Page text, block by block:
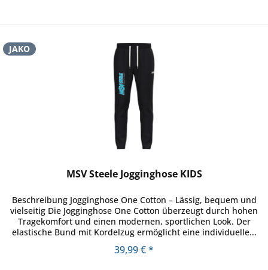
JAKO
MSV Steele Jogginghose KIDS
Beschreibung Jogginghose One Cotton – Lässig, bequem und
vielseitig Die Jogginghose One Cotton überzeugt durch hohen
Tragekomfort und einen modernen, sportlichen Look. Der
elastische Bund mit Kordelzug ermöglicht eine individuelle...
39,99 € *